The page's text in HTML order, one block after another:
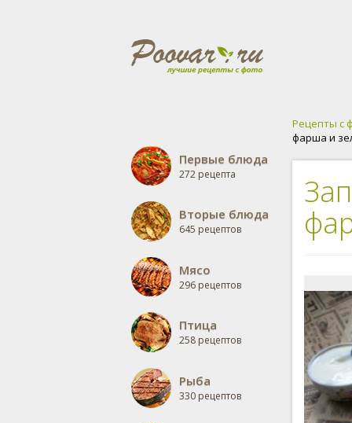
Первые блюда
272 рецепта
Вторые блюда
645 рецептов
Мясо
296 рецептов
Птица
258 рецептов
Рыба
330 рецептов
Рецепты с
фарша и